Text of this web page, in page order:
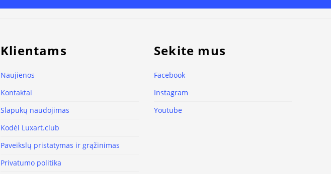
Klientams
Naujienos
Kontaktai
Slapukų naudojimas
Kodėl Luxart.club
Paveikslų pristatymas ir grąžinimas
Privatumo politika
Sekite mus
Facebook
Instagram
Youtube